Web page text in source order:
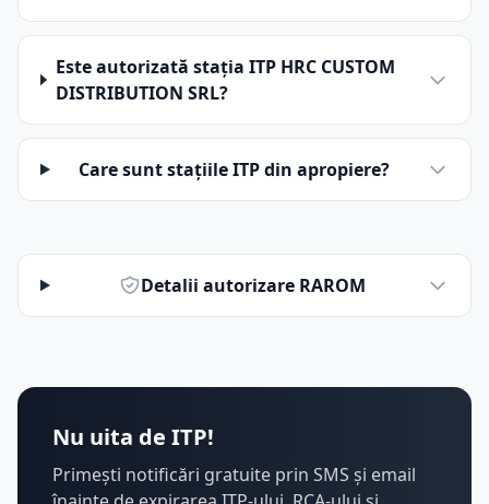
Este autorizată stația ITP HRC CUSTOM
DISTRIBUTION SRL?
Care sunt stațiile ITP din apropiere?
Detalii autorizare RAROM
Nu uita de ITP!
Primești notificări gratuite prin SMS și email